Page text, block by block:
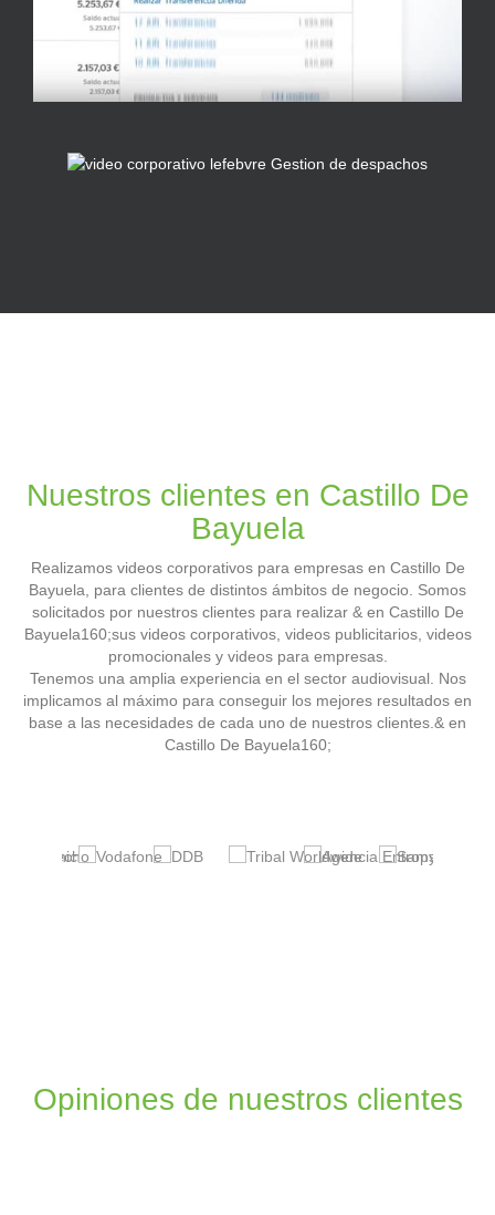
Nuestros clientes en Castillo De
Bayuela
Realizamos videos corporativos para empresas en Castillo De
Bayuela, para clientes de distintos ámbitos de negocio. Somos
solicitados por nuestros clientes para realizar & en Castillo De
Bayuela160;sus videos corporativos, videos publicitarios, videos
promocionales y videos para empresas.
Tenemos una amplia experiencia en el sector audiovisual. Nos
implicamos al máximo para conseguir los mejores resultados en
base a las necesidades de cada uno de nuestros clientes.& en
Castillo De Bayuela160;
Opiniones de nuestros clientes